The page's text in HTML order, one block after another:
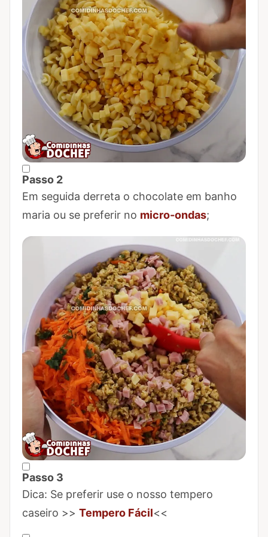
Passo 2
Marcar Passo 2 como concluído
Em seguida derreta o chocolate em banho
maria ou se preferir no micro-ondas;
Passo 3
Marcar Passo 3 como concluído
Dica: Se preferir use o nosso tempero
caseiro >> Tempero Fácil<<